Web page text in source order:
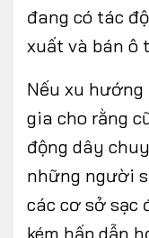
đang có tác
xuất và bán ô
Nếu xu
gia cho rằng
động dây
những người
các cơ sở sạc
kém hấp dẫn